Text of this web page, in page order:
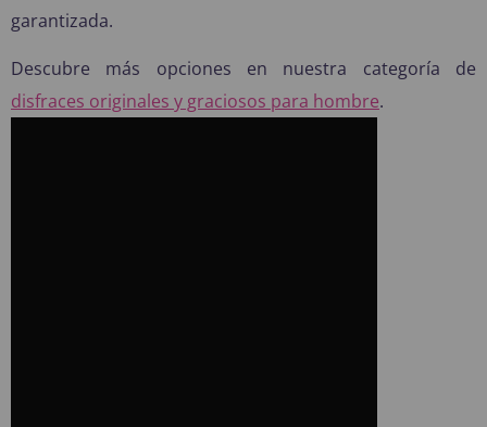
garantizada.
Descubre más opciones en nuestra categoría de
disfraces originales y graciosos para hombre.